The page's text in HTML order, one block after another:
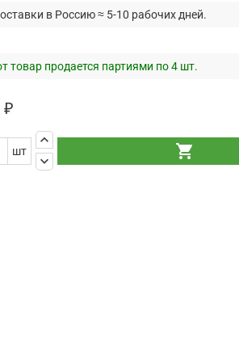
в Россию ≈ 5-10 рабочих дней.
товар продается партиями по 4 шт.
₽
шт
keyboard_arrow_up
keyboard_arrow_down
shopping_cart